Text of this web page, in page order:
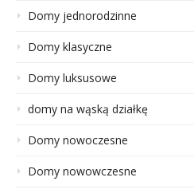
Domy jednorodzinne
Domy klasyczne
Domy luksusowe
domy na wąską działkę
Domy nowoczesne
Domy nowowczesne